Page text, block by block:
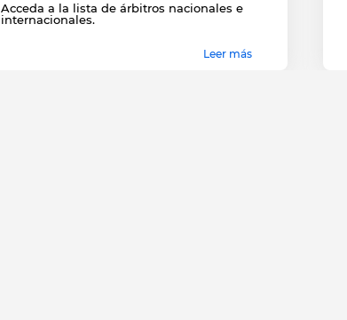
Acceda a la lista de árbitros nacionales e
internacionales.
Leer más